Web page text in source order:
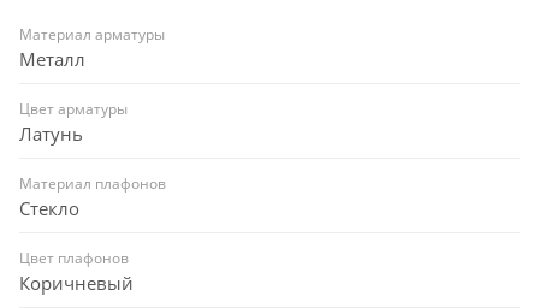
Материал арматуры
Металл
Цвет арматуры
Латунь
Материал плафонов
Стекло
Цвет плафонов
Коричневый